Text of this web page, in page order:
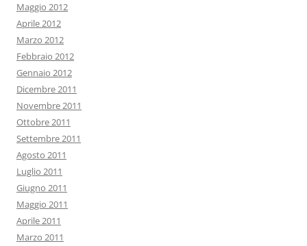
Maggio 2012
Aprile 2012
Marzo 2012
Febbraio 2012
Gennaio 2012
Dicembre 2011
Novembre 2011
Ottobre 2011
Settembre 2011
Agosto 2011
Luglio 2011
Giugno 2011
Maggio 2011
Aprile 2011
Marzo 2011